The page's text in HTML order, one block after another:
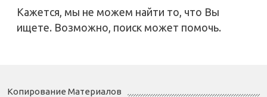
Кажется, мы не можем найти то, что Вы
ищете. Возможно, поиск может помочь.
Копирование Материалов